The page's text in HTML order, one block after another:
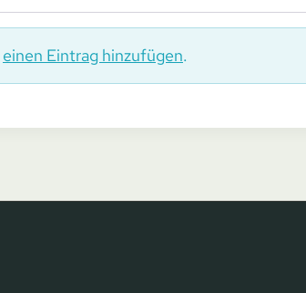
einen Eintrag hinzufügen.